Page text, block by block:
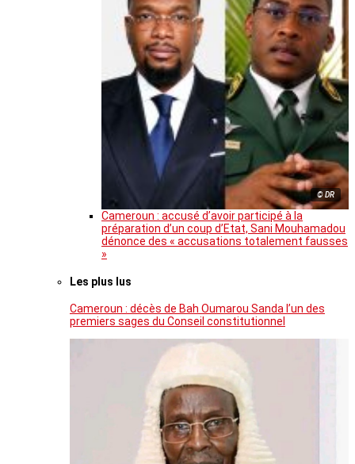
© DR
Cameroun : accusé d’avoir participé à la
préparation d’un coup d’Etat, Sani Mouhamadou
dénonce des « accusations totalement fausses
»
Les plus lus
Cameroun : décès de Bah Oumarou Sanda l’un des
premiers sages du Conseil constitutionnel